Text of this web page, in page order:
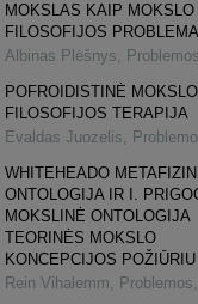
MOKSLAS KAIP MOKSLO
FILOSOFIJOS PROBLEMA
Albinas Plėšnys, Problemos
POFROIDISTINĖ MOKSLO
FILOSOFIJOS TERAPIJA
Evaldas Juozelis,
WHITEHEADO
ONTOLOGIJA IR I.
MOKSLINĖ ONTOLOGIJA
TEORINĖS MOKSLO
KONCEPCIJOS POŽIŪRIU
Rein Vihalemm, Problemos,